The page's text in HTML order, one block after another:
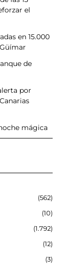
el
en 15.000
de
por
mágica
562
10
1.792
12
3